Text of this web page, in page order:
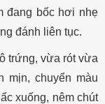
đang bốc hơi nhẹ
đánh liên tục.
trứng, vừa rót vừa
mịn, chuyển màu
xuống, nêm chút